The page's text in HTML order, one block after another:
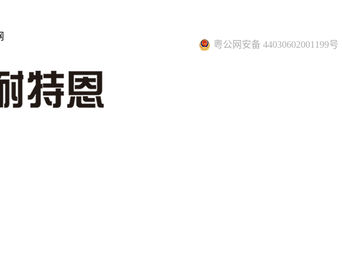
粤公网安备 44030602001199号